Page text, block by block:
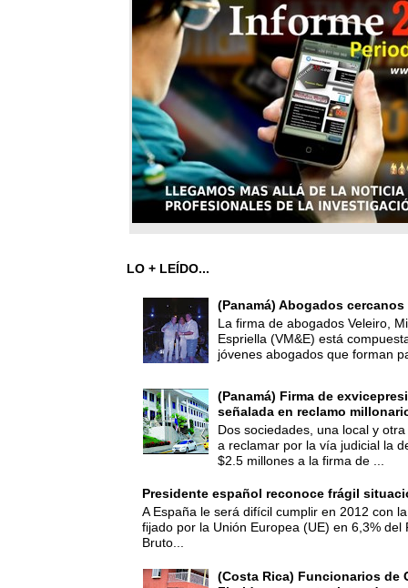
LO + LEÍDO...
(Panamá) Abogados
La firma de abogados Veleiro,
Espriella (VM&E) está
jóvenes abogados que forman
(Panamá) Firma de
señalada en reclamo
Dos sociedades, una local y
a reclamar por la vía judicial la
$2.5 millones a la firma de ...
Presidente español reconoce frágil
A España le será difícil cumplir en 2012 con
fijado por la Unión Europea (UE) en 6,3% del
Bruto...
(Costa Rica) Funcionarios de